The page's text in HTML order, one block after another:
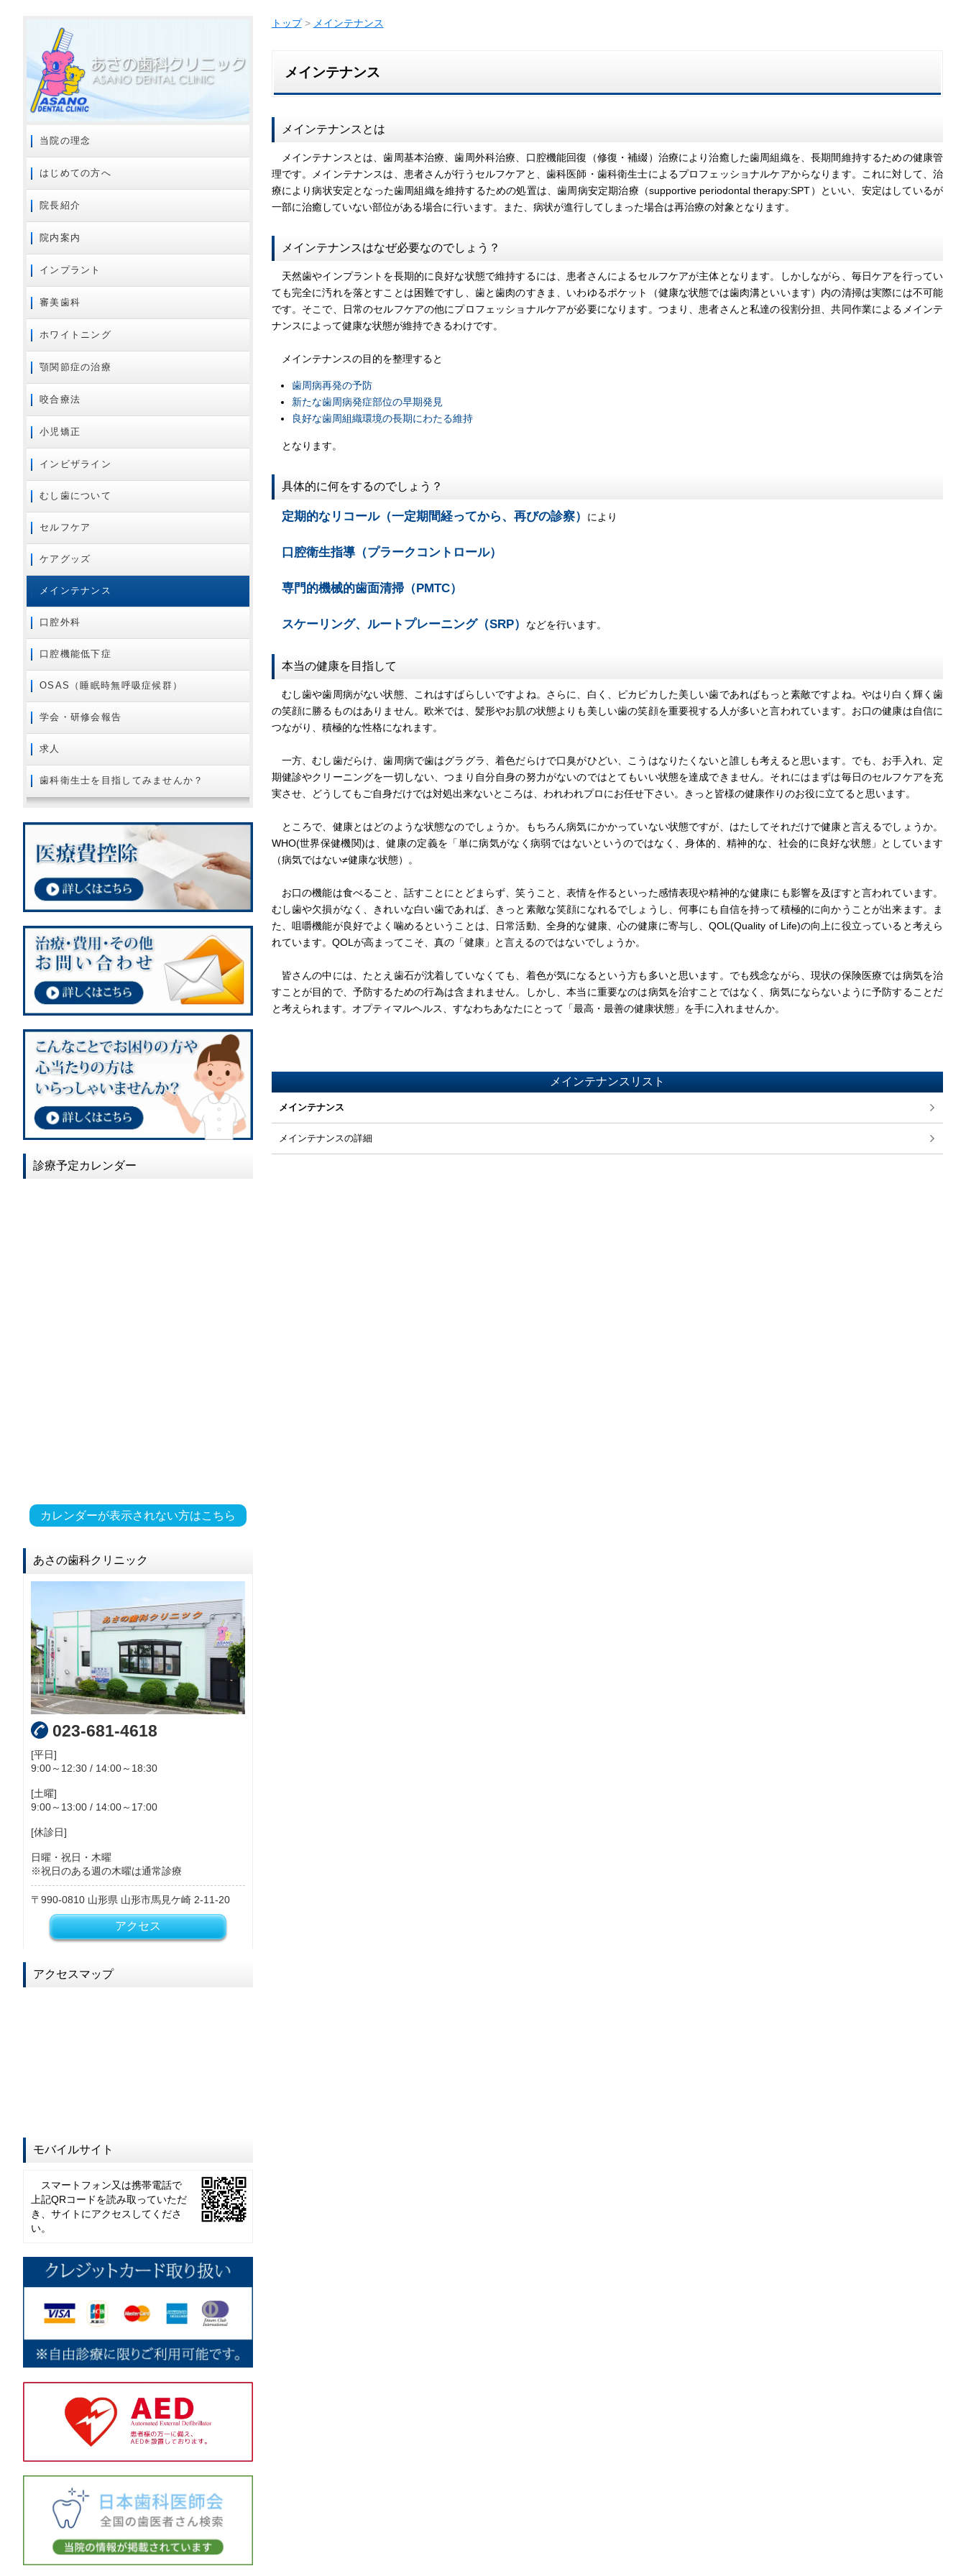
トップ > メインテナンス
メインテナンス
メインテナンスとは
メインテナンスとは、歯周基本治療、歯周外科治療、口腔機能回復（修復・補綴）治療により治癒した歯周組織を、長期間維持するための健康管
理です。メインテナンスは、患者さんが行うセルフケアと、歯科医師・歯科衛生士によるプロフェッショナルケアからなります。これに対して、治
療により病状安定となった歯周組織を維持するための処置は、歯周病安定期治療（supportive periodontal therapy:SPT）といい、安定はしているが
一部に治癒していない部位がある場合に行います。また、病状が進行してしまった場合は再治療の対象となります。
メインテナンスはなぜ必要なのでしょう？
天然歯やインプラントを長期的に良好な状態で維持するには、患者さんによるセルフケアが主体となります。しかしながら、毎日ケアを行ってい
ても完全に汚れを落とすことは困難ですし、歯と歯肉のすきま、いわゆるポケット（健康な状態では歯肉溝といいます）内の清掃は実際には不可能
です。そこで、日常のセルフケアの他にプロフェッショナルケアが必要になります。つまり、患者さんと私達の役割分担、共同作業によるメインテ
ナンスによって健康な状態が維持できるわけです。
メインテナンスの目的を整理すると
歯周病再発の予防
新たな歯周病発症部位の早期発見
良好な歯周組織環境の長期にわたる維持
となります。
具体的に何をするのでしょう？
定期的なリコール（一定期間経ってから、再びの診察） により
口腔衛生指導（プラークコントロール）
専門的機械的歯面清掃（PMTC）
スケーリング、ルートプレーニング（SRP） などを行います。
本当の健康を目指して
むし歯や歯周病がない状態、これはすばらしいですよね。さらに、白く、ピカピカした美しい歯であればもっと素敵ですよね。やはり白く輝く歯
の笑顔に勝るものはありません。欧米では、髪形やお肌の状態よりも美しい歯の笑顔を重要視する人が多いと言われています。お口の健康は自信に
つながり、積極的な性格になれます。
一方、むし歯だらけ、歯周病で歯はグラグラ、着色だらけで口臭がひどい、こうはなりたくないと誰しも考えると思います。でも、お手入れ、定
期健診やクリーニングを一切しない、つまり自分自身の努力がないのではとてもいい状態を達成できません。それにはまずは毎日のセルフケアを充
実させ、どうしてもご自身だけでは対処出来ないところは、われわれプロにお任せ下さい。きっと皆様の健康作りのお役に立てると思います。
ところで、健康とはどのような状態なのでしょうか。もちろん病気にかかっていない状態ですが、はたしてそれだけで健康と言えるでしょうか。
WHO(世界保健機関)は、健康の定義を「単に病気がなく病弱ではないというのではなく、身体的、精神的な、社会的に良好な状態」としています
（病気ではない≠健康な状態）。
お口の機能は食べること、話すことにとどまらず、笑うこと、表情を作るといった感情表現や精神的な健康にも影響を及ぼすと言われています。
むし歯や欠損がなく、きれいな白い歯であれば、きっと素敵な笑顔になれるでしょうし、何事にも自信を持って積極的に向かうことが出来ます。ま
た、咀嚼機能が良好でよく噛めるということは、日常活動、全身的な健康、心の健康に寄与し、QOL(Quality of Life)の向上に役立っていると考えら
れています。QOLが高まってこそ、真の「健康」と言えるのではないでしょうか。
皆さんの中には、たとえ歯石が沈着していなくても、着色が気になるという方も多いと思います。でも残念ながら、現状の保険医療では病気を治
すことが目的で、予防するための行為は含まれません。しかし、本当に重要なのは病気を治すことではなく、病気にならないように予防することだ
と考えられます。オプティマルヘルス、すなわちあなたにとって「最高・最善の健康状態」を手に入れませんか。
メインテナンスリスト
メインテナンス
メインテナンスの詳細
当院の理念
はじめての方へ
院長紹介
院内案内
インプラント
審美歯科
ホワイトニング
顎関節症の治療
咬合療法
小児矯正
インビザライン
むし歯について
セルフケア
ケアグッズ
メインテナンス
口腔外科
口腔機能低下症
OSAS（睡眠時無呼吸症候群）
学会・研修会報告
求人
歯科衛生士を目指してみませんか？
診療予定カレンダー
カレンダーが表示されない方はこちら
あさの歯科クリニック
023-681-4618
[平日]
9:00～12:30 / 14:00～18:30
[土曜]
9:00～13:00 / 14:00～17:00
[休診日]
日曜・祝日・木曜
※祝日のある週の木曜は通常診療
990-0810 山形県 山形市馬見ケ崎 2-11-20
アクセス
アクセスマップ
モバイルサイト
スマートフォン又は携帯電話で
上記QRコードを読み取っていただ
き、サイトにアクセスしてくださ
い。